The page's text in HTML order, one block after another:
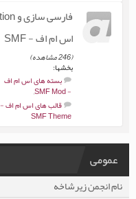
اس ام اف - SMF
(246 مشاهده)
بخشها:
بسته های اس ام اف
- SMF Mod
,
قالب های اس ام اف -
SMF Theme
عمومی
نام انجمن زیرشاخه